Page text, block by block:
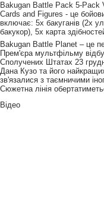
Bakugan Battle Pack 5-Pack
Cards and Figures - це
включає: 5x бакуганів (2х
бакукор), 5х карта
Bakugan Battle Planet – це
Прем'єра мультфільму
Сполучених Штатах 23
Дана Кузо та його
зв'язалися з таємничими
Сюжетна лінія
Відео